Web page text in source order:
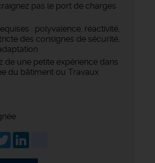
pas le port de charges
: polyvalence, réactivité,
des consignes de sécurité,
de une petite expérience dans
du bâtiment ou Travaux
Twitter